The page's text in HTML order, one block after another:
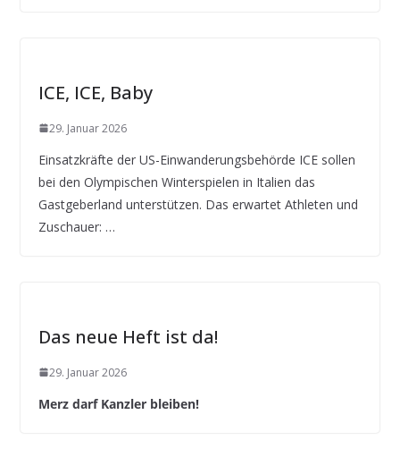
ICE, ICE, Baby
29. Januar 2026
Einsatzkräfte der US-Einwanderungsbehörde ICE sollen
bei den Olympischen Winterspielen in Italien das
Gastgeberland unterstützen. Das erwartet Athleten und
Zuschauer: …
Das neue Heft ist da!
29. Januar 2026
Merz darf Kanzler bleiben!